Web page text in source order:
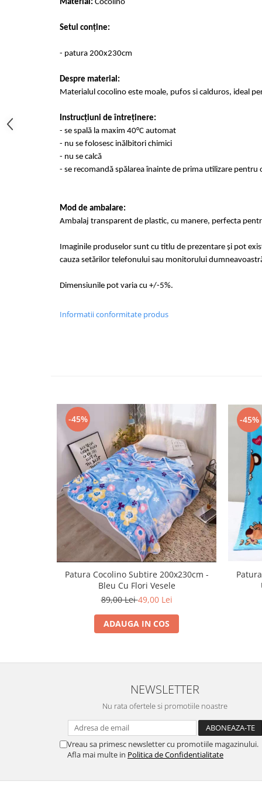
Cearceaf normal 6 piese
Cearceaf cu elastic
Cearceaf normal
Lenjerii Pufoase Fluffy/ Rabbit
Bumbac 100% Poplin Hobby
Bumbac 100%
Lenjerii Satin Premium
Lenjerii Creponate
Set Lenjerie + Draperii Pat Dublu
Huse De Pat Tricotate 180x200cm
Huse Impermeabile 160x200cm
Huse Impermeabile 180x200cm
Material: Cocolino
Setul conține:
- patura 200x230cm
Despre material:
Materialul cocolino este moale, pufos si calduros, ideal
Instrucțiuni de întreținere:
- se spală la maxim 40°C automat
- nu se folosesc inălbitori chimici
- nu se calcă
- se recomandă spălarea înainte de prima utilizare pentru
Mod de ambalare:
Ambalaj transparent de plastic, cu manere, perfecta
Imaginile produselor sunt cu titlu de prezentare și pot
cauza setărilor telefonului sau monitorului
Dimensiunile pot varia cu +/-5%.
Informatii conformitate produs
-45%
Patura Cocolino Subtire 200x230cm -
Bleu Cu Flori Vesele
89,00 Lei49,00 Lei
ADAUGA IN COS
-45%
NEWSLETTER
Nu rata ofertele si promotiile noastre
Vreau sa primesc newsletter cu promotiile magazinului.
Afla mai multe in Politica de Confidentialitate